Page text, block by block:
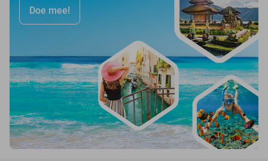
Doe mee!